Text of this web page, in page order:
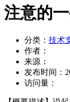
注意的
分类： 技术
作者：
来源：
发布时间：
访问量：